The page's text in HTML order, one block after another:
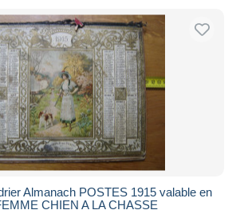
Almanach POSTES 1915 valable en
CHIEN A LA CHASSE